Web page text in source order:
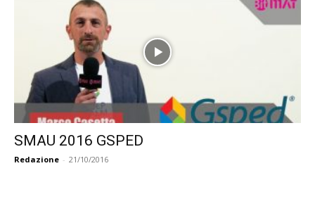
SMAU 2016 GSPED
Redazione - 21/10/2016